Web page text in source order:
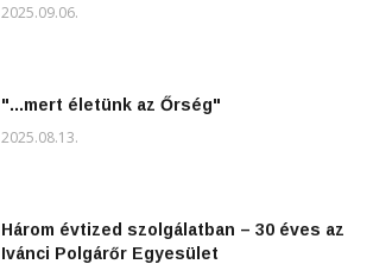
2025.09.06.
"...mert életünk az Őrség"
2025.08.13.
Három évtized szolgálatban – 30 éves az
Ivánci Polgárőr Egyesület